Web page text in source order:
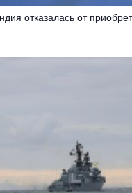
отказалась от